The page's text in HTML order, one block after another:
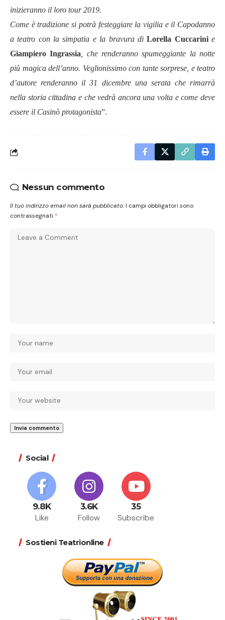
inizieranno il loro tour 2019.
Come è tradizione si potrà festeggiare la vigilia e il Capodanno
a teatro con la simpatia e la bravura diLorella Cuccarinie
Giampiero Ingrassia , che renderanno spumeggiante la notte
più magica dell’anno. Veglionissimo con tante sorprese, e teatro
d’autore renderanno il 31 dicembre una serata che rimarrà
nella storia cittadina e che vedrà ancora una volta e come deve
essere il Casinò protagonista”.
Nessun commento
Il tuo indirizzo email non sarà pubblicato. I campi obbligatori sono
contrassegnati *
Social
9.8K
Like
3.6K
Follow
35
Subscribe
Sostieni Teatrionline